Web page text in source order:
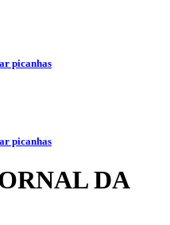
picanhas
picanhas
DA